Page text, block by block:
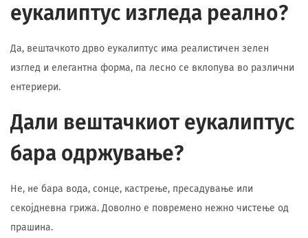
еукалиптус изгледа реално?
Да, вештачкото дрво еукалиптус има реалистичен зелен
изглед и елегантна форма, па лесно се вклопува во различни
ентериери.
Дали вештачкиот еукалиптус
бара одржување?
Не, не бара вода, сонце, кастрење, пресадување или
секојдневна грижа. Доволно е повремено нежно чистење од
прашина.